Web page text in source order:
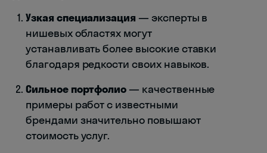
Узкая специализация — эксперты в
нишевых областях могут
устанавливать более высокие ставки
благодаря редкости своих навыков.
Сильное портфолио — качественные
примеры работ с известными
брендами значительно повышают
стоимость услуг.